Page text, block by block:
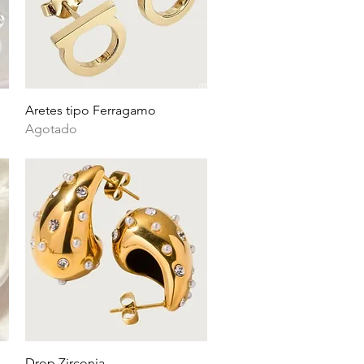
Vista rápida
Aretes tipo Ferragamo
Agotado